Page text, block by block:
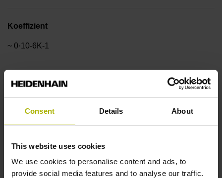
Consent Details About
This website uses cookies
We use cookies to personalise content and ads, to
provide social media features and to analyse our traffic.
Koeffizient
~ 0·10-6K-1
Genauigkeitsklasse
520 mm